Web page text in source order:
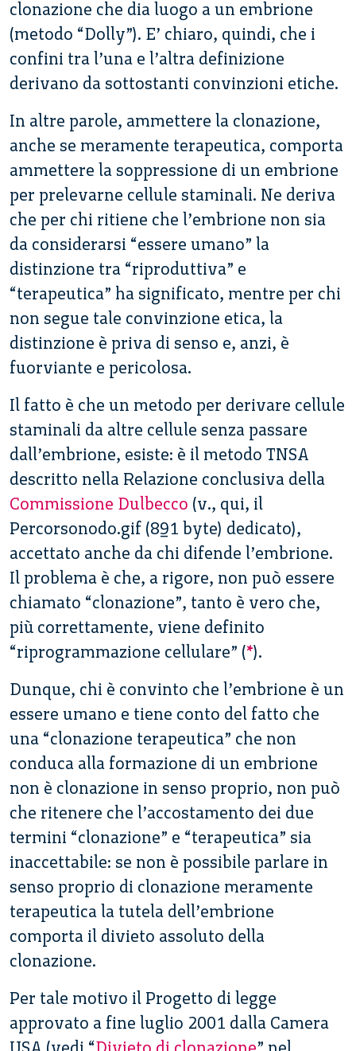
clonazione che dia luogo a un embrione
(metodo “Dolly”). E’ chiaro, quindi, che i
confini tra l’una e l’altra definizione
derivano da sottostanti convinzioni etiche.
In altre parole, ammettere la clonazione,
anche se meramente terapeutica, comporta
ammettere la soppressione di un embrione
per prelevarne cellule staminali. Ne deriva
che per chi ritiene che l’embrione non sia
da considerarsi “essere umano” la
distinzione tra “riproduttiva” e
“terapeutica” ha significato, mentre per chi
non segue tale convinzione etica, la
distinzione è priva di senso e, anzi, è
fuorviante e pericolosa.
Il fatto è che un metodo per derivare cellule
staminali da altre cellule senza passare
dall’embrione, esiste: è il metodo TNSA
descritto nella Relazione conclusiva della
Commissione Dulbecco (v., qui, il
Percorsonodo.gif (891 byte) dedicato),
accettato anche da chi difende l’embrione.
Il problema è che, a rigore, non può essere
chiamato “clonazione”, tanto è vero che,
più correttamente, viene definito
“riprogrammazione cellulare” (*).
Dunque, chi è convinto che l’embrione è un
essere umano e tiene conto del fatto che
una “clonazione terapeutica” che non
conduca alla formazione di un embrione
non è clonazione in senso proprio, non può
che ritenere che l’accostamento dei due
termini “clonazione” e “terapeutica” sia
inaccettabile: se non è possibile parlare in
senso proprio di clonazione meramente
terapeutica la tutela dell’embrione
comporta il divieto assoluto della
clonazione.
Per tale motivo il Progetto di legge
approvato a fine luglio 2001 dalla Camera